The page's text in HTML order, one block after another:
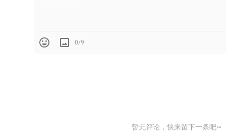
0/9
暂无评论，快来留下一条吧~